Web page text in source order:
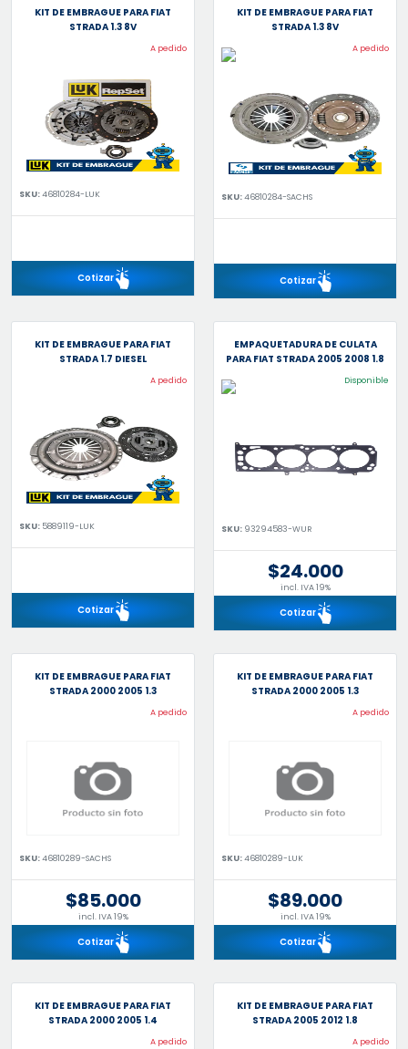
KIT DE EMBRAGUE PARA FIAT
STRADA 1.3 8V
A pedido
SKU:46810284-LUK
Cotizar
KIT DE EMBRAGUE PARA FIAT
STRADA 1.3 8V
A pedido
SKU:46810284-SACHS
Cotizar
KIT DE EMBRAGUE PARA FIAT
STRADA 1.7 DIESEL
A pedido
SKU: 5889119-LUK
Cotizar
EMPAQUETADURA DE CULATA
PARA FIAT STRADA 2005 2008 1.8
Disponible
SKU: 93294583-WUR
$24.000
incl. IVA 19%
Cotizar
KIT DE EMBRAGUE PARA FIAT
STRADA 2000 2005 1.3
A pedido
SKU:46810289-SACHS
$85.000
incl. IVA 19%
Cotizar
KIT DE EMBRAGUE PARA FIAT
STRADA 2000 2005 1.3
A pedido
SKU:46810289-LUK
$89.000
incl. IVA 19%
Cotizar
KIT DE EMBRAGUE PARA FIAT
STRADA 2000 2005 1.4
A pedido
KIT DE EMBRAGUE PARA FIAT
STRADA 2005 2012 1.8
A pedido